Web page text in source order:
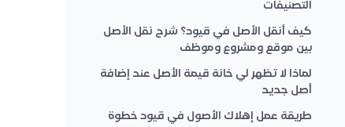
التصنيفات
كيف أنقل الأصل في قيود؟ شرح نقل الأصل
بين موقع ومشروع وموظف
لماذا لا تظهر لي خانة قيمة الأصل عند إضافة
أصل جديد
طريقة عمل إهلاك الأصول في قيود خطوة